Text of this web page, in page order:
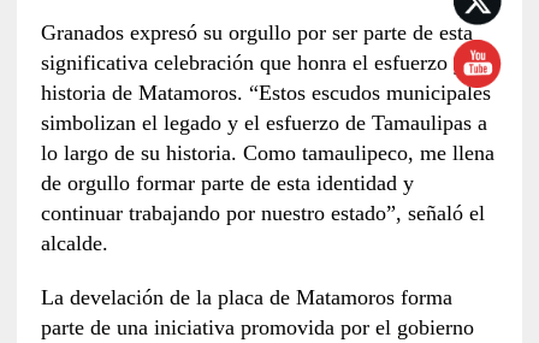
Granados expresó su orgullo por ser parte de esta
significativa celebración que honra el esfuerzo y la
historia de Matamoros. “Estos escudos municipales
simbolizan el legado y el esfuerzo de Tamaulipas a
lo largo de su historia. Como tamaulipeco, me llena
de orgullo formar parte de esta identidad y
continuar trabajando por nuestro estado”, señaló el
alcalde.
La develación de la placa de Matamoros forma
parte de una iniciativa promovida por el gobierno